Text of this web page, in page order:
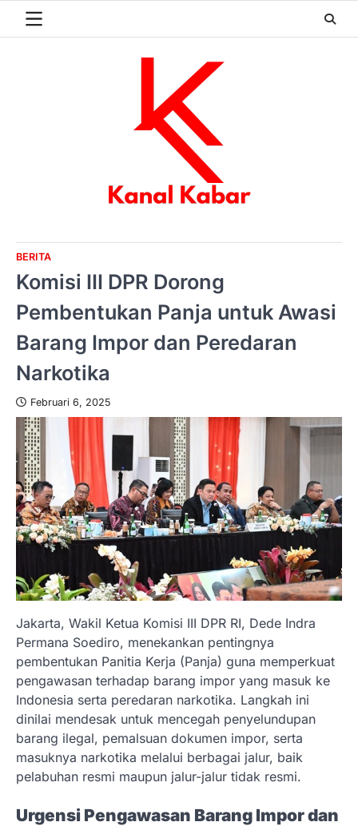
BERITA
Komisi III DPR Dorong
Pembentukan Panja untuk Awasi
Barang Impor dan Peredaran
Narkotika
Februari 6, 2025
Jakarta, Wakil Ketua Komisi III DPR RI, Dede Indra
Permana Soediro, menekankan pentingnya
pembentukan Panitia Kerja (Panja) guna memperkuat
pengawasan terhadap barang impor yang masuk ke
Indonesia serta peredaran narkotika. Langkah ini
dinilai mendesak untuk mencegah penyelundupan
barang ilegal, pemalsuan dokumen impor, serta
masuknya narkotika melalui berbagai jalur, baik
pelabuhan resmi maupun jalur-jalur tidak resmi.
Urgensi Pengawasan Barang Impor dan